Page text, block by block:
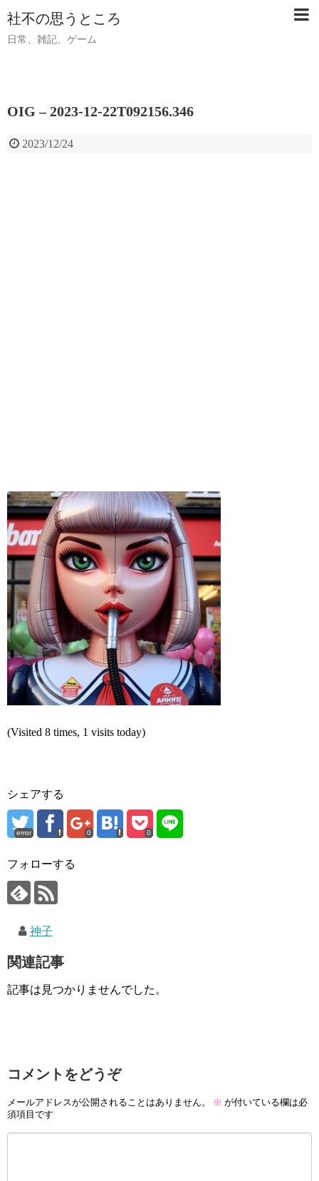
社不の思うところ
日常、雑記、ゲーム
OIG – 2023-12-22T092156.346
2023/12/24
(Visited 8 times, 1 visits today)
シェアする
error 0 0
フォローする
神子
関連記事
記事は見つかりませんでした。
コメントをどうぞ
メールアドレスが公開されることはありません。 ※ が付いている欄は必
須項目です